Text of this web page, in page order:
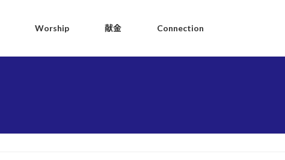
Worship 献金 Connection